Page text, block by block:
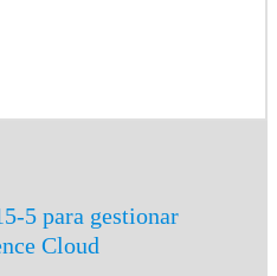
5 para gestionar
Cloud